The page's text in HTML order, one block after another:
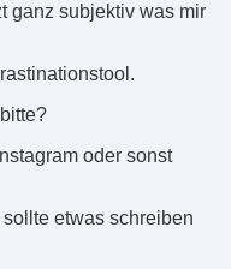
ganz subjektiv was mir
oder sonst
etwas schreiben